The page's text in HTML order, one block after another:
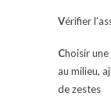
Vérifier
Choisir
au milieu,
de zestes